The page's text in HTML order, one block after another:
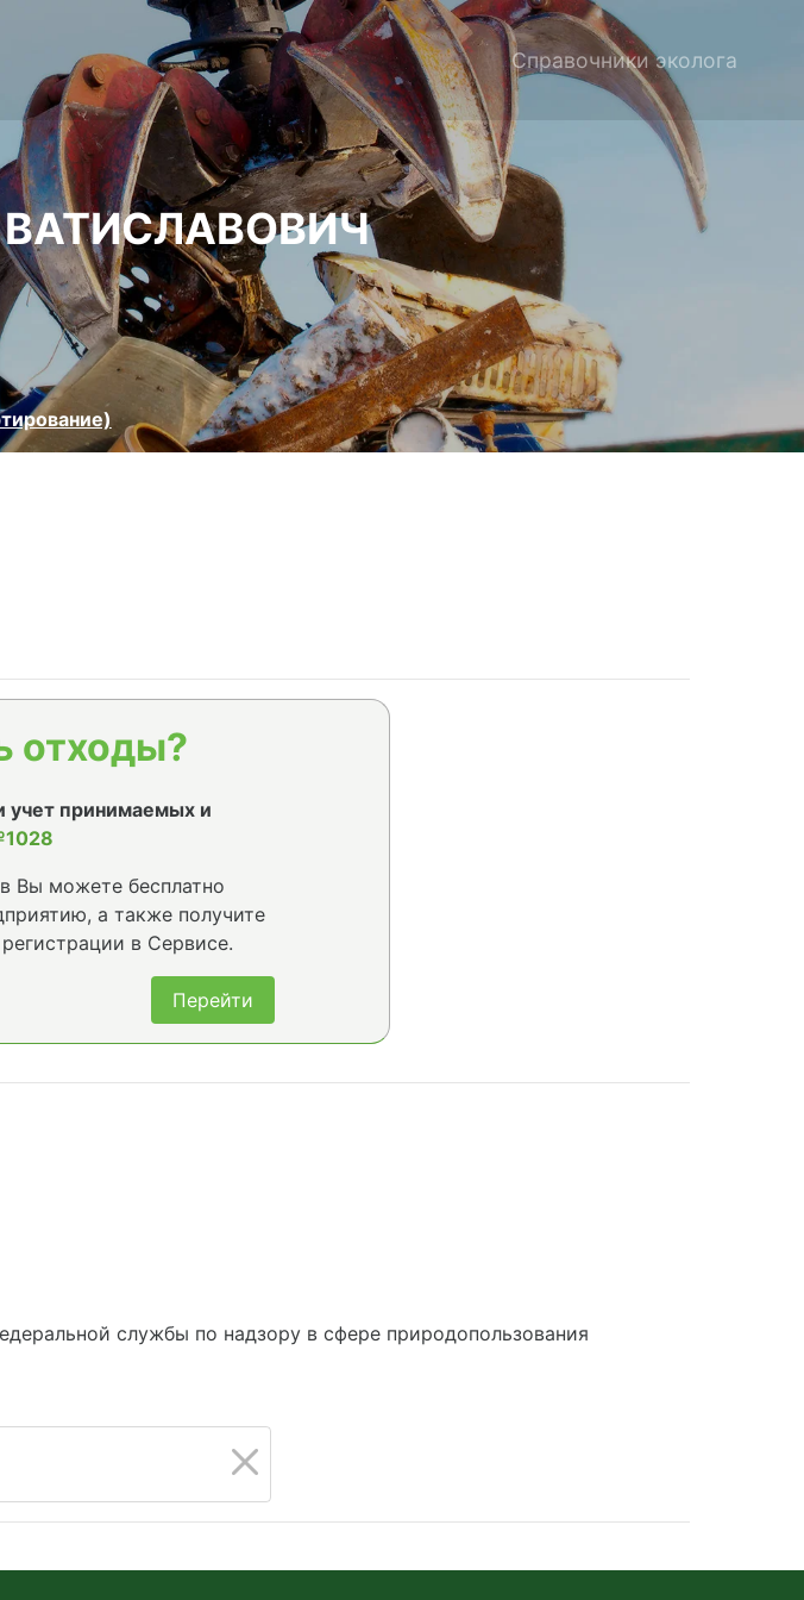
Справочники эколога
отходы?
учет принимаемых и
Вы можете бесплатно
а также получите
в Сервисе.
Перейти
службы по надзору в сфере природопользования